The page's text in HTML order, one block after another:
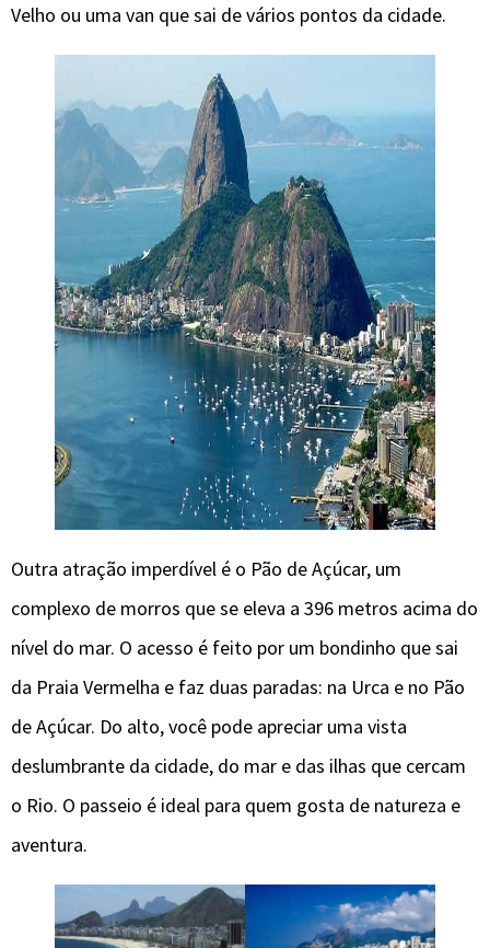
Velho ou uma van que sai de vários pontos da cidade.
Outra atração imperdível é o Pão de Açúcar, um
complexo de morros que se eleva a 396 metros acima do
nível do mar. O acesso é feito por um bondinho que sai
da Praia Vermelha e faz duas paradas: na Urca e no Pão
de Açúcar. Do alto, você pode apreciar uma vista
deslumbrante da cidade, do mar e das ilhas que cercam
o Rio. O passeio é ideal para quem gosta de natureza e
aventura.